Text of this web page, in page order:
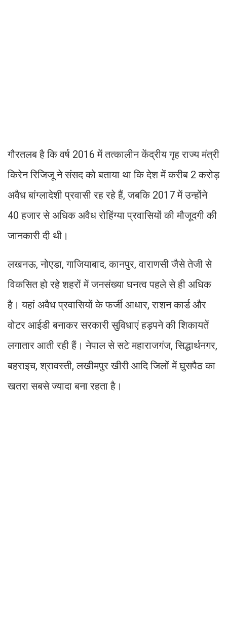
गौरतलब है कि वर्ष 2016 में तत्कालीन केंद्रीय गृह राज्य मंत्री
किरेन रिजिजू ने संसद को बताया था कि देश में करीब 2 करोड़
अवैध बांग्लादेशी प्रवासी रह रहे हैं, जबकि 2017 में उन्होंने
40 हजार से अधिक अवैध रोहिंग्या प्रवासियों की मौजूदगी की
जानकारी दी थी।
लखनऊ, नोएडा, गाजियाबाद, कानपुर, वाराणसी जैसे तेजी से
विकसित हो रहे शहरों में जनसंख्या घनत्व पहले से ही अधिक
है। यहां अवैध प्रवासियों के फर्जी आधार, राशन कार्ड और
वोटर आईडी बनाकर सरकारी सुविधाएं हड़पने की शिकायतें
लगातार आती रही हैं। नेपाल से सटे महाराजगंज, सिद्धार्थनगर,
बहराइच, श्रावस्ती, लखीमपुर खीरी आदि जिलों में घुसपैठ का
खतरा सबसे ज्यादा बना रहता है।